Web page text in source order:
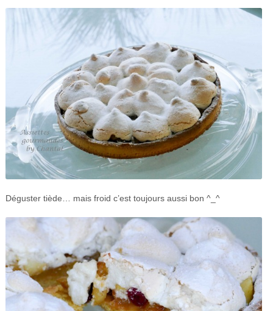
Déguster tiède… mais froid c’est toujours aussi bon ^_^